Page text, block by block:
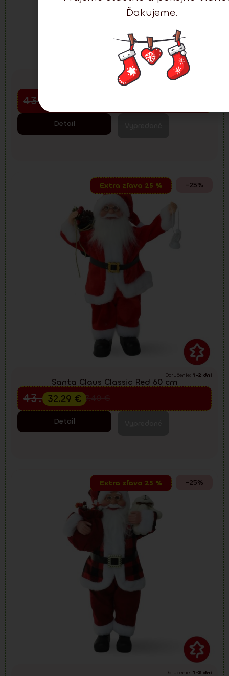
Doručenie:
Santa Claus Rustical Red 60 cm
43.05
Detail
-25%
Extra zľava 25 %
Doručenie: 1-2 dni
Santa Claus Classic Red 60 cm
Predvianočný výpredaj
57.40
43.05€
32.29 €
Detail
-25%
Extra zľava 25 %
Doručenie: 1-2 dni
Ďakujeme.